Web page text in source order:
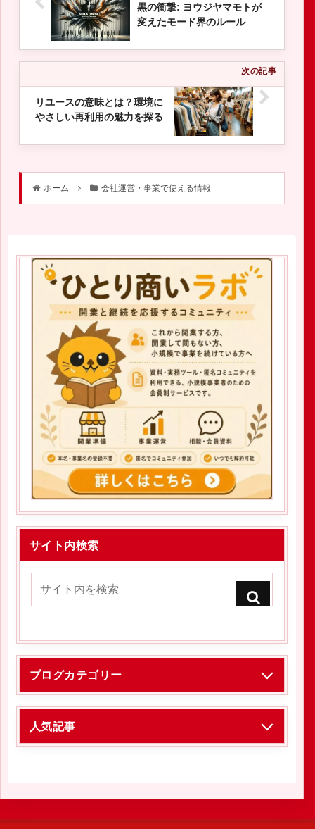
黒の衝撃: ヨウジヤマモトが
変えたモード界のルール
リユースの意味とは？環境に
やさしい再利用の魅力を探る
ホーム 会社運営・事業で使える情報
サイト内検索
ブログカテゴリー
人気記事